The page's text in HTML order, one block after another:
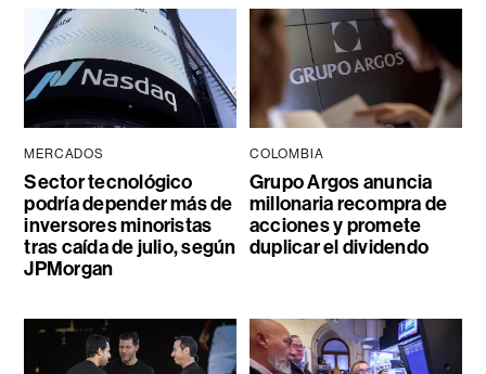
MERCADOS
Sector tecnológico
podría depender más de
inversores minoristas
tras caída de julio, según
JPMorgan
COLOMBIA
Grupo Argos anuncia
millonaria recompra de
acciones y promete
duplicar el dividendo